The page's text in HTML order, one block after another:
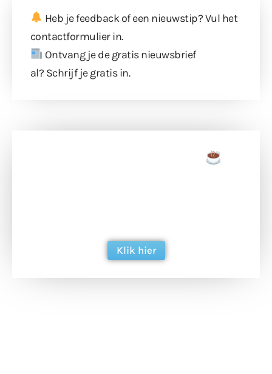
Heb je feedback of een nieuwstip? Vul het
contactformulierin.
Ontvang je de gratis nieuwsbrief
al? Schrijf je gratis in.
Klik hier